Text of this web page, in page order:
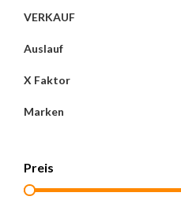
VERKAUF
Auslauf
X Faktor
Marken
Preis